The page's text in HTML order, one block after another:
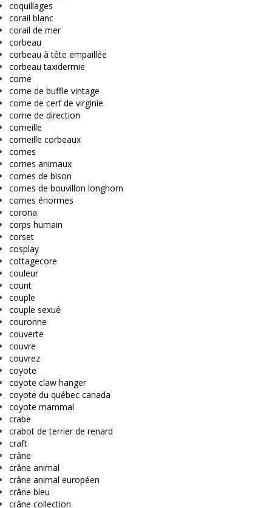
coquillages
corail blanc
corail de mer
corbeau
corbeau à tête empaillée
corbeau taxidermie
corne
corne de buffle vintage
corne de cerf de virginie
corne de direction
corneille
corneille corbeaux
cornes
cornes animaux
cornes de bison
cornes de bouvillon longhorn
cornes énormes
corona
corps humain
corset
cosplay
cottagecore
couleur
count
couple
couple sexué
couronne
couverte
couvre
couvrez
coyote
coyote claw hanger
coyote du québec canada
coyote mammal
crabe
crabot de terrier de renard
craft
crâne
crâne animal
crâne animal européen
crâne bleu
crâne collection